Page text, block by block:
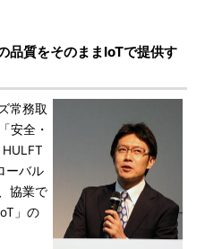
品質をそのままIoTで提供す
常務取
安全・
ーバル
協業で
」の